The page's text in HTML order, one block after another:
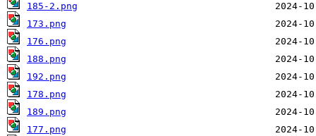
185-2.png
173.png
176.png
188.png
192.png
178.png
189.png
177.png